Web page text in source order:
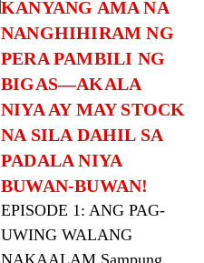
KANYANG AMA NA
NANGHIHIRAM NG
PERA PAMBILI NG
BIGAS—AKALA
NIYA AY MAY STOCK
NA SILA DAHIL SA
PADALA NIYA
BUWAN-BUWAN!
EPISODE 1: ANG PAG-
UWING WALANG
NAKAALAM Sampung